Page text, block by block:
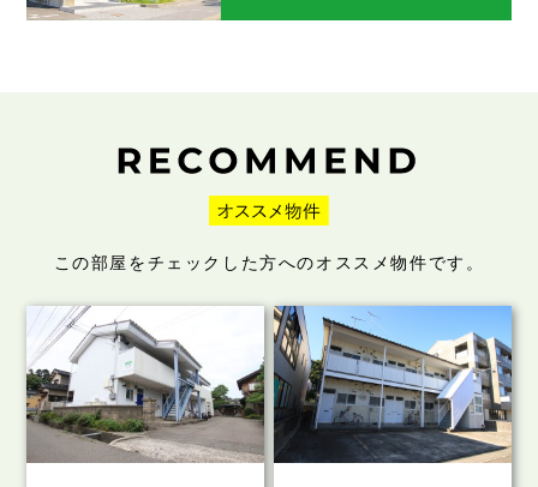
この部屋をチェックした方へのオススメ物件です。